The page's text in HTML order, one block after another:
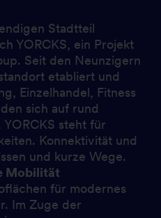
Stadtteil
YORCKS, ein Projekt
Seit den Neunzigern
etabliert und
Einzelhandel, Fitness
sich auf rund
steht für
Konnektivität und
und kurze Wege.
Mobilität
für modernes
Im Zuge der